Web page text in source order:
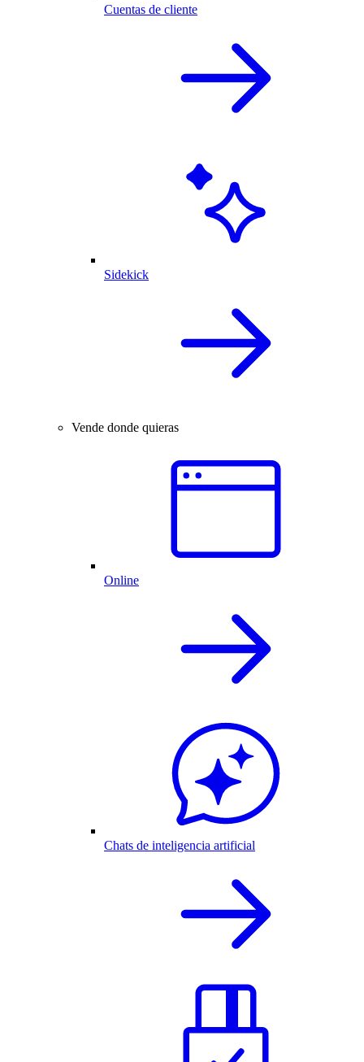
Cuentas de cliente
Sidekick
Vende donde quieras
Online
Chats de inteligencia artificial